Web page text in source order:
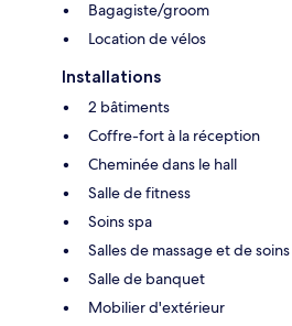
Bagagiste/groom
Location de vélos
Installations
2 bâtiments
Coffre-fort à la réception
Cheminée dans le hall
Salle de fitness
Soins spa
Salles de massage et de soins
Salle de banquet
Mobilier d'extérieur